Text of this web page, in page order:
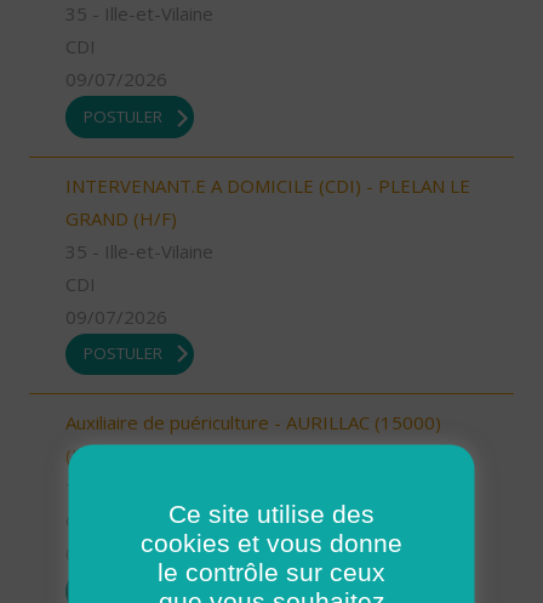
35 - Ille-et-Vilaine
CDI
09/07/2026
POSTULER
INTERVENANT.E A DOMICILE (CDI) - PLELAN LE
GRAND (H/F)
35 - Ille-et-Vilaine
CDI
09/07/2026
POSTULER
Auxiliaire de puériculture - AURILLAC (15000)
(H/F)
09/07/2026
Ce site utilise des
cookies et vous donne
le contrôle sur ceux